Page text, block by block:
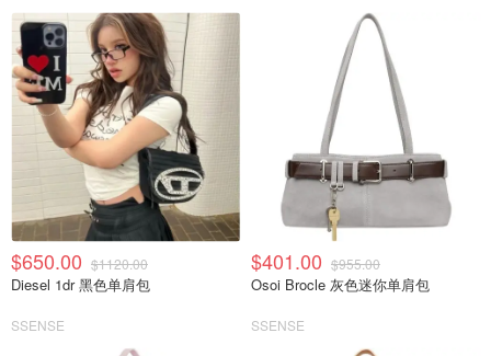
$650.00 $1120.00
Diesel 1dr 黑色单肩包
SSENSE
$401.00 $955.00
Osoi Brocle 灰色迷你单肩包
SSENSE